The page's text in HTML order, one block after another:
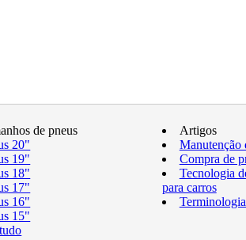
de pneus
20"
19"
18"
17"
16"
15"
Artigos
Manutenção
Compra de
Tecnologia
para carros